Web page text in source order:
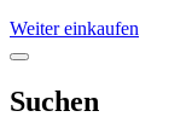
Weiter einkaufen
Suchen